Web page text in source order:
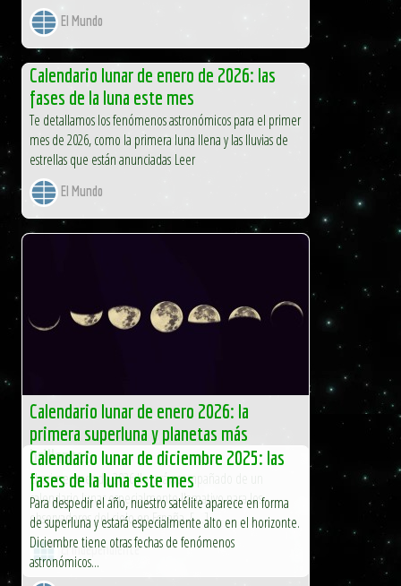
El Mundo
Calendario lunar de enero de 2026: las
fases de la luna este mes
Te detallamos los fenómenos astronómicos para el primer
mes de 2026, como la primera luna llena y las lluvias de
estrellas que están anunciadas Leer
El Mundo
Calendario lunar de enero 2026: la
primera superluna y planetas más
brillantes
El primer mes de 2026 llegará acompañado de un
calendario lunar especialmente llamativo para los
observadores del cielo en España. […]
El Independiente
Calendario lunar de diciembre 2025: las
fases de la luna este mes
Para despedir el año, nuestro satélite aparece en forma
de superluna y estará especialmente alto en el horizonte.
Diciembre tiene otras fechas de fenómenos
astronómicos...